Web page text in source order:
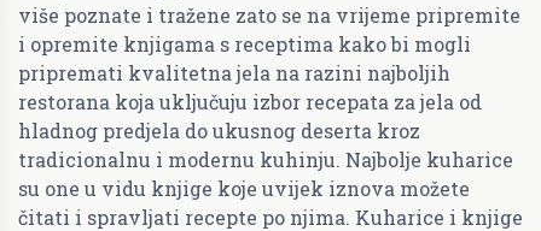
više poznate i tražene zato se na vrijeme pripremite
i opremite knjigama s receptima kako bi mogli
pripremati kvalitetna jela na razini najboljih
restorana koja uključuju izbor recepata za jela od
hladnog predjela do ukusnog deserta kroz
tradicionalnu i modernu kuhinju. Najbolje kuharice
su one u vidu knjige koje uvijek iznova možete
čitati i spravljati recepte po njima. Kuharice i knjige